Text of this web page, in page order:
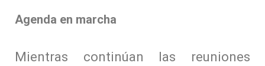
Agenda en marcha
Mientras continúan las reuniones